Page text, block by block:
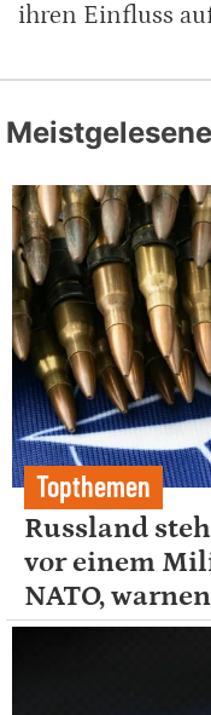
ihren Einfluss
Topthemen
Russland
vor einem
NATO,